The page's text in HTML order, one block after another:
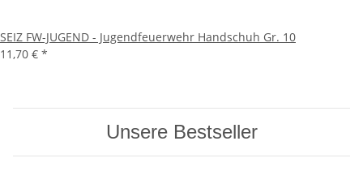
SEIZ FW-JUGEND - Jugendfeuerwehr Handschuh Gr. 10
11,70 € *
Unsere Bestseller